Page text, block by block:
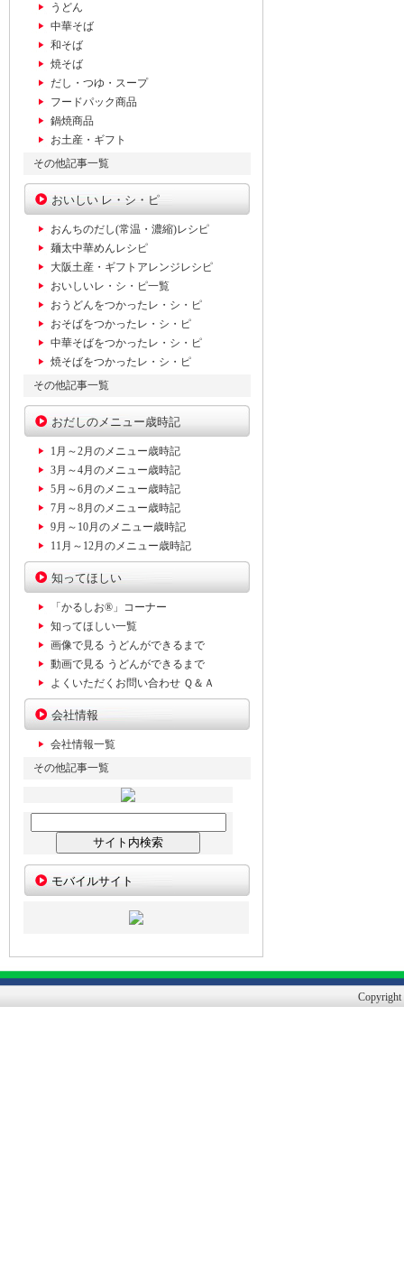
うどん
中華そば
和そば
焼そば
だし・つゆ・スープ
フードパック商品
鍋焼商品
お土産・ギフト
その他記事一覧
おいしい レ・シ・ピ
おんちのだし(常温・濃縮)レシピ
麺太中華めんレシピ
大阪土産・ギフトアレンジレシピ
おいしいレ・シ・ピ一覧
おうどんをつかったレ・シ・ピ
おそばをつかったレ・シ・ピ
中華そばをつかったレ・シ・ピ
焼そばをつかったレ・シ・ピ
その他記事一覧
おだしのメニュー歳時記
1月～2月のメニュー歳時記
3月～4月のメニュー歳時記
5月～6月のメニュー歳時記
7月～8月のメニュー歳時記
9月～10月のメニュー歳時記
11月～12月のメニュー歳時記
知ってほしい
「かるしお®」コーナー
知ってほしい一覧
画像で見る うどんができるまで
動画で見る うどんができるまで
よくいただくお問い合わせ Ｑ＆Ａ
会社情報
会社情報一覧
その他記事一覧
モバイルサイト